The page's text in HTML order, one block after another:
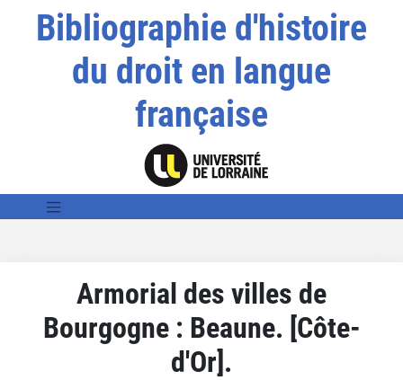
Bibliographie d'histoire
du droit en langue
française
Armorial des villes de
Bourgogne : Beaune. [Côte-
d'Or].